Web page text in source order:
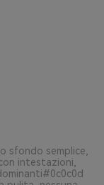
sfondo semplice,
intestazioni,